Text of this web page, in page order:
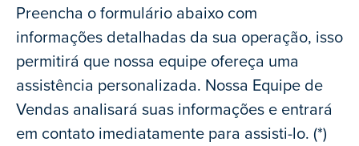
Preencha o formulário abaixo com
informações detalhadas da sua operação, isso
permitirá que nossa equipe ofereça uma
assistência personalizada. Nossa Equipe de
Vendas analisará suas informações e entrará
em contato imediatamente para assisti-lo. (*)